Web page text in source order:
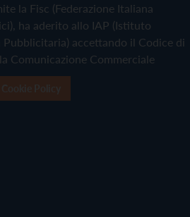
la Fisc (Federazione Italiana
ha aderito allo IAP (Istituto
accettando il Codice di
Comunicazione Commerciale